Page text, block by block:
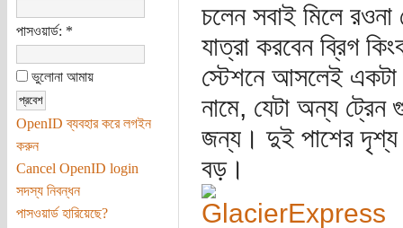
পাসওয়ার্ড: *
ভুলোনা আমায়
OpenID ব্যবহার করে লগইন
করুন
Cancel OpenID login
সদস্য নিবন্ধন
পাসওয়ার্ড হারিয়েছে?
চলেন সবাই মিলে
যাত্রা করবেন ব্রিগ
স্টেশনে আসলেই একটা
নামে, যেটা অন্য ট্রেন
জন্য। দুই পাশের দৃশ্য
বড়।